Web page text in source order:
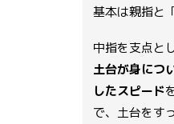
基本は親指と
中指を支点と
土台が身につ
したスピード
で、土台をす